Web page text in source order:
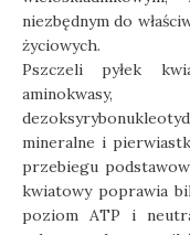
niezbędnym do
życiowych.
Pszczeli pyłek
aminokwasy,
mineralne i
przebiegu
kwiatowy poprawia
poziom ATP i